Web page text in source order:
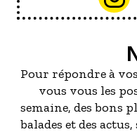
Pour répondre à
vous vous les
semaine, des bons
balades et des